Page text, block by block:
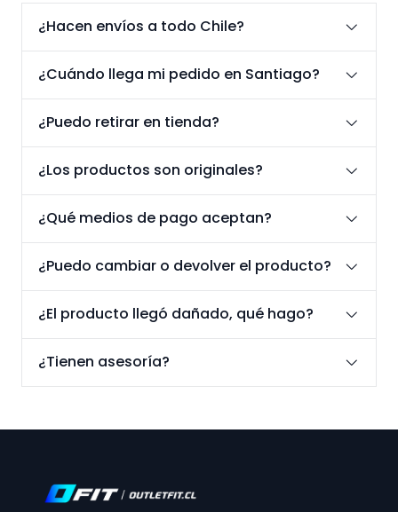
¿Hacen envíos a todo Chile?
¿Cuándo llega mi pedido en Santiago?
¿Puedo retirar en tienda?
¿Los productos son originales?
¿Qué medios de pago aceptan?
¿Puedo cambiar o devolver el producto?
¿El producto llegó dañado, qué hago?
¿Tienen asesoría?